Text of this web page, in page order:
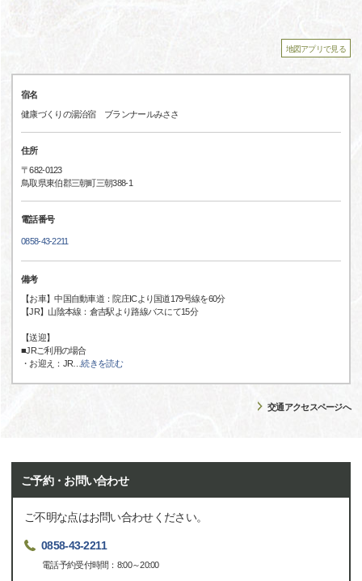
地図アプリで見る
宿名
健康づくりの湯治宿 ブランナールみささ
住所
〒682-0123
鳥取県東伯郡三朝町三朝388-1
電話番号
0858-43-2211
備考
【お車】中国自動車道：院庄ICより国道179号線を60分
【JR】山陰本線：倉吉駅より路線バスにて15分
【送迎】
■JRご利用の場合
・お迎え：JR …続きを読む
交通アクセスページへ
ご予約・お問い合わせ
ご不明な点はお問い合わせください。
0858-43-2211
電話予約受付時間：8:00～20:00